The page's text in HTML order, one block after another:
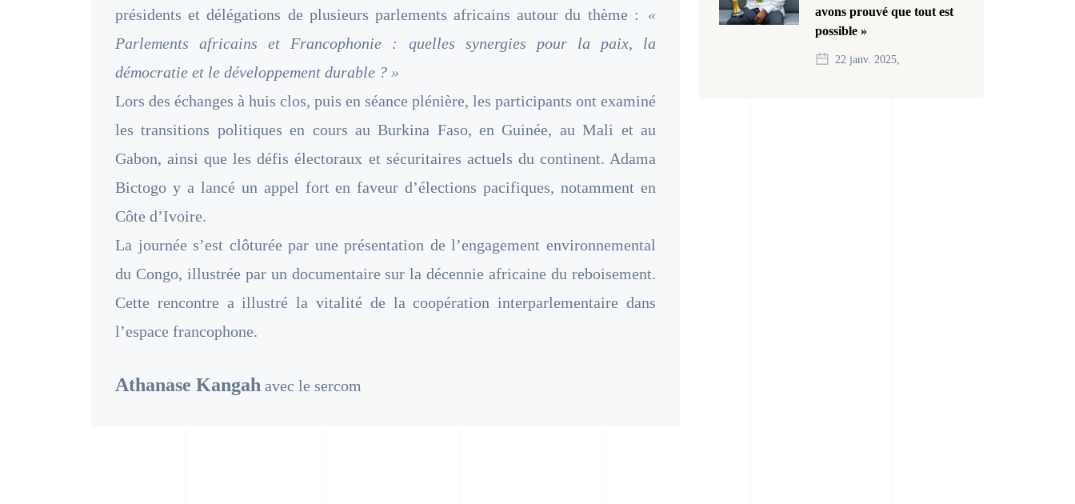
présidents et délégations de plusieurs parlements africains autour du thème :
«
Parlements africains et Francophonie : quelles synergies pour la paix, la
démocratie et le développement durable ? »
Lors des échanges à huis clos, puis en séance plénière, les participants ont examiné
les transitions politiques en cours au Burkina Faso, en Guinée, au Mali et au
Gabon, ainsi que les défis électoraux et sécuritaires actuels du continent. Adama
Bictogo y a lancé un appel fort en faveur d’élections pacifiques, notamment en
Côte d’Ivoire.
La journée s’est clôturée par une présentation de l’engagement environnemental
du Congo, illustrée par un documentaire sur la décennie africaine du reboisement.
Cette rencontre a illustré la vitalité de la coopération interparlementaire dans
l’espace francophone.
Athanase Kangah avec le sercom
avons prouvé que tout est
possible »
22 janv. 2025,